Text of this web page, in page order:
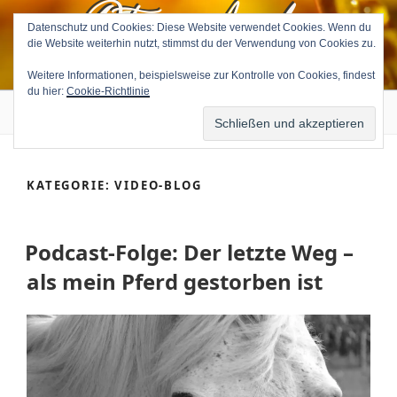
Zum
Inhalt
springen
Petra Avila
KATEGORIE:VIDEO-BLOG
Podcast-Folge: Der letzte Weg –
als mein Pferd gestorben ist
Datenschutz und Cookies: Diese Website verwendet Cookies. Wenn du
die Website weiterhin nutzt, stimmst du der Verwendung von Cookies zu.
Weitere Informationen, beispielsweise zur Kontrolle von Cookies, findest
du hier: Cookie-Richtlinie